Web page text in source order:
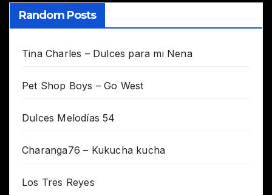
Random Posts
Tina Charles – Dulces para mi Nena
Pet Shop Boys – Go West
Dulces Melodías 54
Charanga76 – Kukucha kucha
Los Tres Reyes